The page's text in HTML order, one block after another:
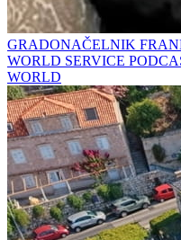
GRADONAČELNIK
WORLD SERVICE
WORLD